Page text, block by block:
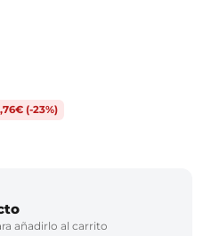
(-23%)
añadirlo al carrito